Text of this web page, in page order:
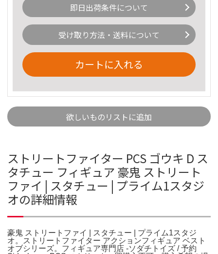
即日出荷条件について
受け取り方法・送料について
カートに入れる
欲しいものリストに追加
ストリートファイター PCS ゴウキ D ス
タチュー フィギュア 豪鬼 ストリート
ファイ | スタチュー | プライム1スタジ
オの詳細情報
豪鬼 ストリートファイ | スタチュー | プライム1スタジ
オ。ストリートファイター アクションフィギュア ベスト
オブシリーズ。フィギュア専門店 -ソダチトイズ / 予約